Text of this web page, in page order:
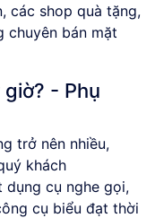
các shop quà tặng,
chuyên bán mặt
- Phụ
trở nên nhiều,
khách
dụng cụ nghe gọi,
cụ biểu đạt thời